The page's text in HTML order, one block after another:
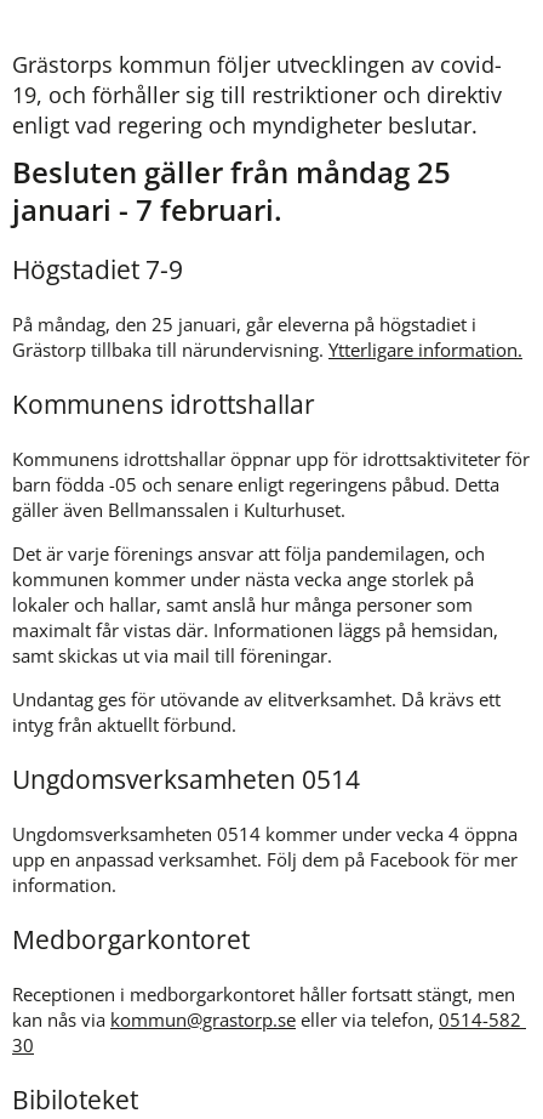
Grästorps kommun följer utvecklingen av covid-
19, och förhåller sig till restriktioner och direktiv
enligt vad regering och myndigheter beslutar.
Besluten gäller från måndag 25
januari - 7 februari.
Högstadiet 7-9
På måndag, den 25 januari, går eleverna på högstadiet i
Grästorp tillbaka till närundervisning. Ytterligare information.
Kommunens idrottshallar
Kommunens idrottshallar öppnar upp för idrottsaktiviteter för
barn födda -05 och senare enligt regeringens påbud. Detta
gäller även Bellmanssalen i Kulturhuset.
Det är varje förenings ansvar att följa pandemilagen, och
kommunen kommer under nästa vecka ange storlek på
lokaler och hallar, samt anslå hur många personer som
maximalt får vistas där. Informationen läggs på hemsidan,
samt skickas ut via mail till föreningar.
Undantag ges för utövande av elitverksamhet. Då krävs ett
intyg från aktuellt förbund.
Ungdomsverksamheten 0514
Ungdomsverksamheten 0514 kommer under vecka 4 öppna
upp en anpassad verksamhet. Följ dem på Facebook för mer
information.
Medborgarkontoret
Receptionen i medborgarkontoret håller fortsatt stängt, men
kan nås via kommun@grastorp.se eller via telefon, 0514-582
30
Bibiloteket